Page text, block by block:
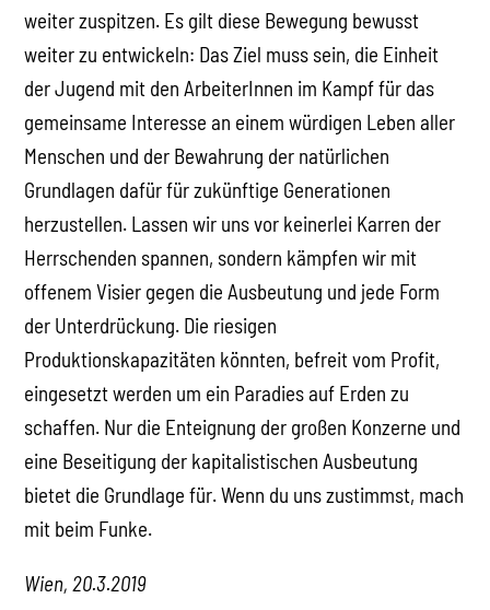
weiter zuspitzen. Es gilt diese Bewegung bewusst
weiter zu entwickeln: Das Ziel muss sein, die Einheit
der Jugend mit den ArbeiterInnen im Kampf für das
gemeinsame Interesse an einem würdigen Leben aller
Menschen und der Bewahrung der natürlichen
Grundlagen dafür für zukünftige Generationen
herzustellen. Lassen wir uns vor keinerlei Karren der
Herrschenden spannen, sondern kämpfen wir mit
offenem Visier gegen die Ausbeutung und jede Form
der Unterdrückung. Die riesigen
Produktionskapazitäten könnten, befreit vom Profit,
eingesetzt werden um ein Paradies auf Erden zu
schaffen. Nur die Enteignung der großen Konzerne und
eine Beseitigung der kapitalistischen Ausbeutung
bietet die Grundlage für. Wenn du uns zustimmst, mach
mit beim Funke.
Wien, 20.3.2019